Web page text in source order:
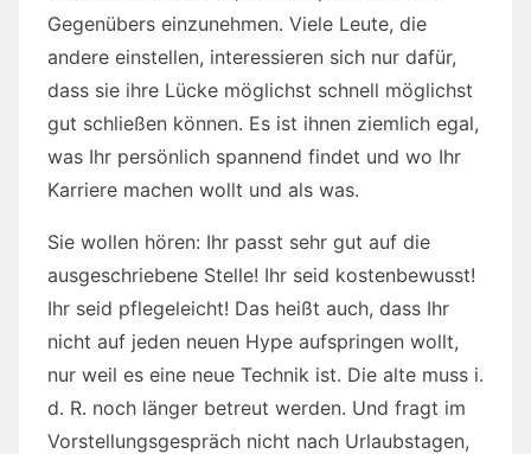
Gegenübers einzunehmen. Viele Leute, die
andere einstellen, interessieren sich nur dafür,
dass sie ihre Lücke möglichst schnell möglichst
gut schließen können. Es ist ihnen ziemlich egal,
was Ihr persönlich spannend findet und wo Ihr
Karriere machen wollt und als was.
Sie wollen hören: Ihr passt sehr gut auf die
ausgeschriebene Stelle! Ihr seid kostenbewusst!
Ihr seid pflegeleicht! Das heißt auch, dass Ihr
nicht auf jeden neuen Hype aufspringen wollt,
nur weil es eine neue Technik ist. Die alte muss i.
d. R. noch länger betreut werden. Und fragt im
Vorstellungsgespräch nicht nach Urlaubstagen,